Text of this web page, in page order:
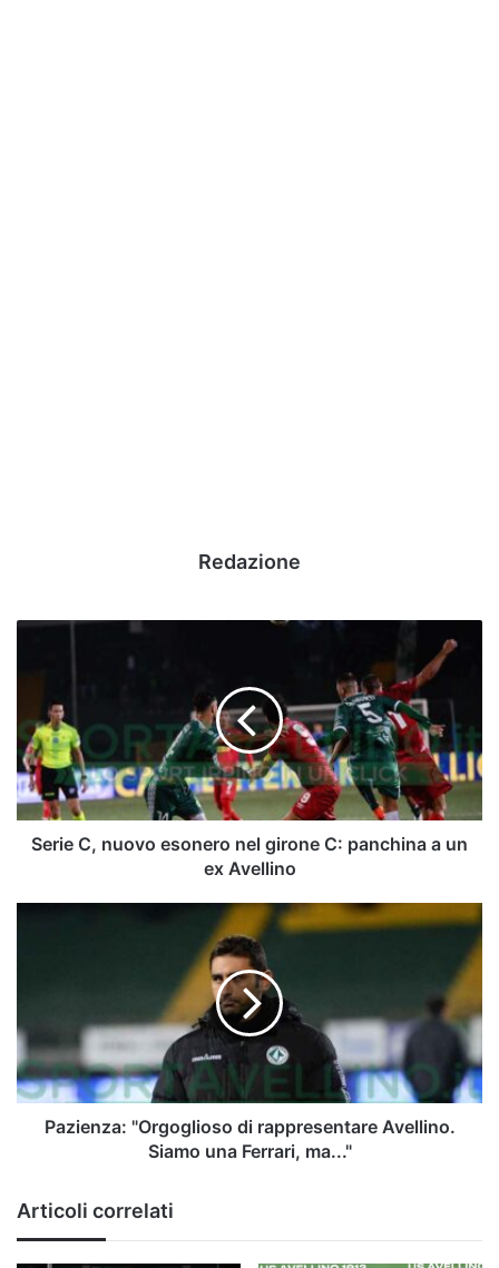
Redazione
Serie
esonero
nel
girone
C:
panchina
a
unSerie C, nuovo esonero nel girone C: panchina a un
ex Avellino
Siamo
una
Ferrari,
ma..."
Pazienza: "Orgoglioso di rappresentare Avellino.
Siamo una Ferrari, ma..."
Articoli correlati